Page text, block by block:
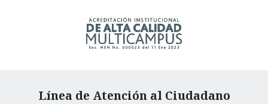
Línea de Atención al Ciudadano